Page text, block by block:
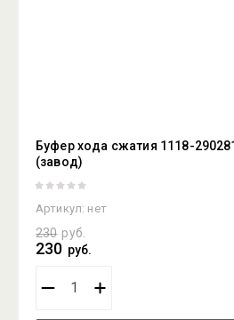
Буфер хода сжатия 1118-
(завод)
Артикул: нет
230 руб.
230 руб.